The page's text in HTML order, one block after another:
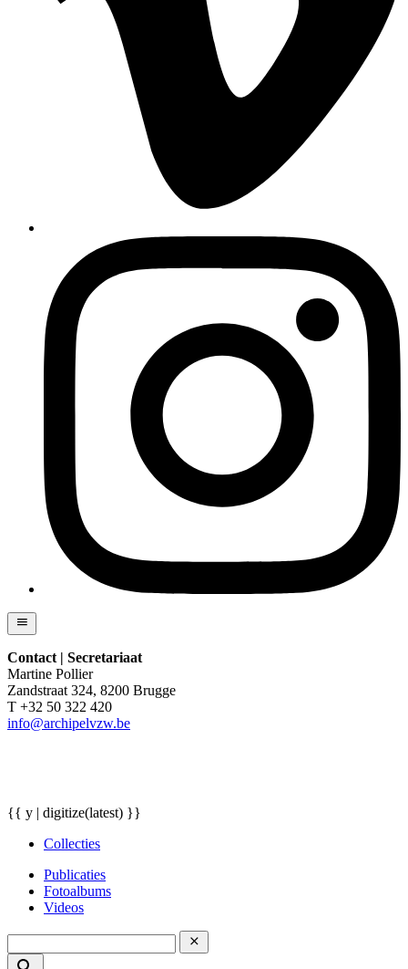
Contact | Secretariaat
Martine Pollier
Zandstraat 324, 8200 Brugge
T +32 50 322 420
info@archipelvzw.be
{{ y | digitize(latest) }}
Collecties
Publicaties
Fotoalbums
Videos